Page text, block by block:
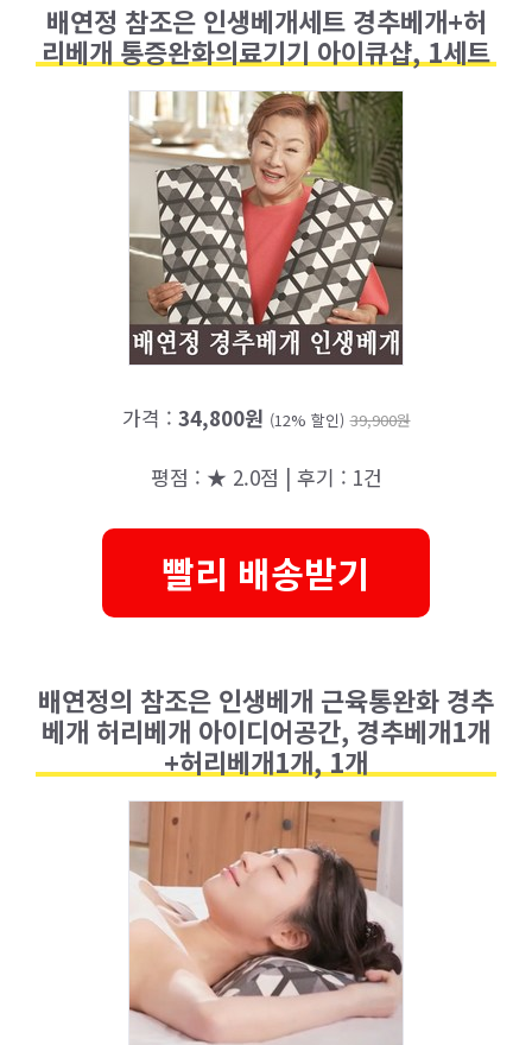
배연정 참조은 인생베개세트 경추베개+허
리베개 통증완화의료기기 아이큐샵, 1세트
가격 : 34,800원 (12% 할인) 39,900원
평점 : ★ 2.0점 | 후기 : 1건
빨리 배송받기
배연정의 참조은 인생베개 근육통완화 경추
베개 허리베개 아이디어공간, 경추베개1개
+허리베개1개, 1개